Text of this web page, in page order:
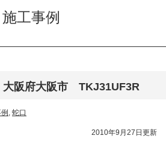
施工事例
阪府大阪市 TKJ31UF3R
, 蛇口
2010年9月27日更新